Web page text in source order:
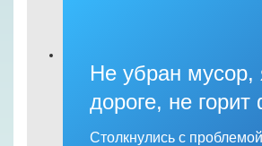
Не убран мусор,
дороге, не
Столкнулись с